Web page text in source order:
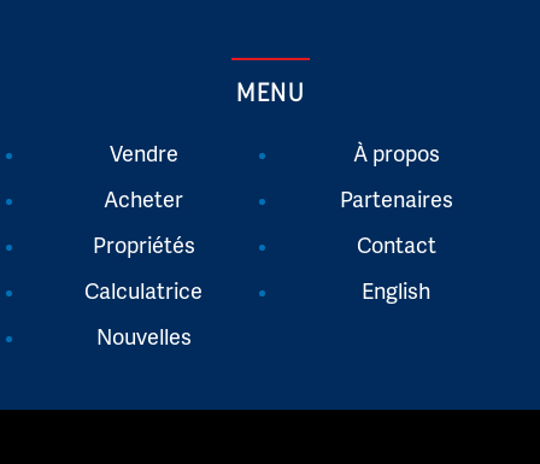
MENU
Vendre
Acheter
Propriétés
Calculatrice
Nouvelles
À propos
Partenaires
Contact
English